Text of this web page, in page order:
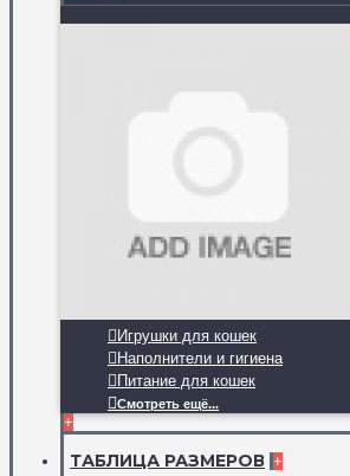
Игрушки для кошек
Наполнители и гигиена
Питание для кошек
Смотреть ещё...
+
ТАБЛИЦА РАЗМЕРОВ +